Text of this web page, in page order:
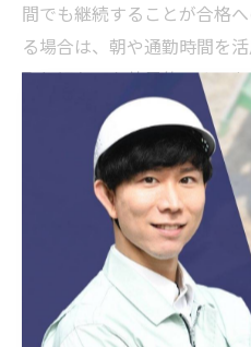
間でも継続することが合格
る場合は、朝や通勤時間を
取り組むのも効果的です。
を行い、理解度や苦手分野
計画通りに進まない場合も
見直す柔軟さが重要です。
会が開催されていることも
情報交換や疑問解消に役立
先輩の体験談から学ぶ合